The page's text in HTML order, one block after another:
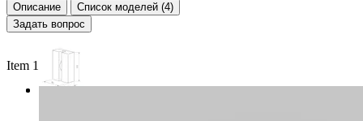
Описание
Список моделей (4)
Задать вопрос
Item 1 of 2